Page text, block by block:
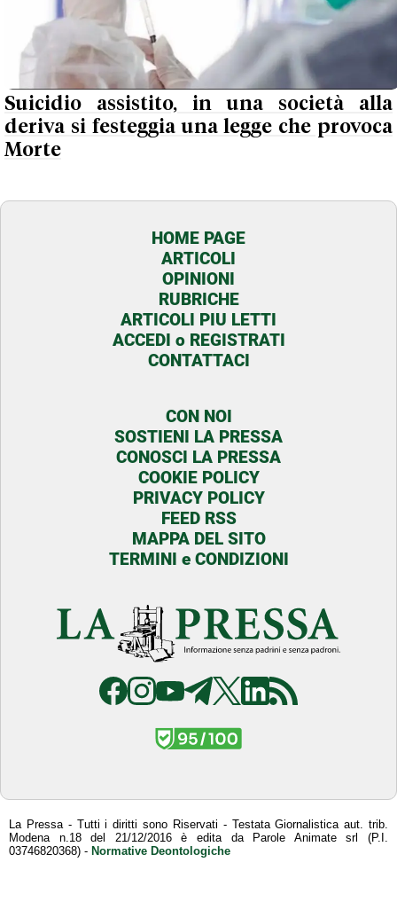
Suicidio assistito, in una società alla
deriva si festeggia una legge che provoca
Morte
HOME PAGE
ARTICOLI
OPINIONI
RUBRICHE
ARTICOLI PIU LETTI
ACCEDI o REGISTRATI
CONTATTACI
CON NOI
SOSTIENI LA PRESSA
CONOSCI LA PRESSA
COOKIE POLICY
PRIVACY POLICY
FEED RSS
MAPPA DEL SITO
TERMINI e CONDIZIONI
La Pressa - Tutti i diritti sono Riservati - Testata Giornalistica aut. trib.
Modena n.18 del 21/12/2016 è edita da Parole Animate srl (P.I.
03746820368) - Normative Deontologiche